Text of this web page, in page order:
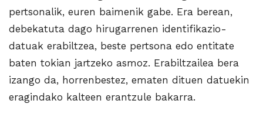
pertsonalik, euren baimenik gabe. Era berean,
debekatuta dago hirugarrenen identifikazio-
datuak erabiltzea, beste pertsona edo entitate
baten tokian jartzeko asmoz. Erabiltzailea bera
izango da, horrenbestez, ematen dituen datuekin
eragindako kalteen erantzule bakarra.